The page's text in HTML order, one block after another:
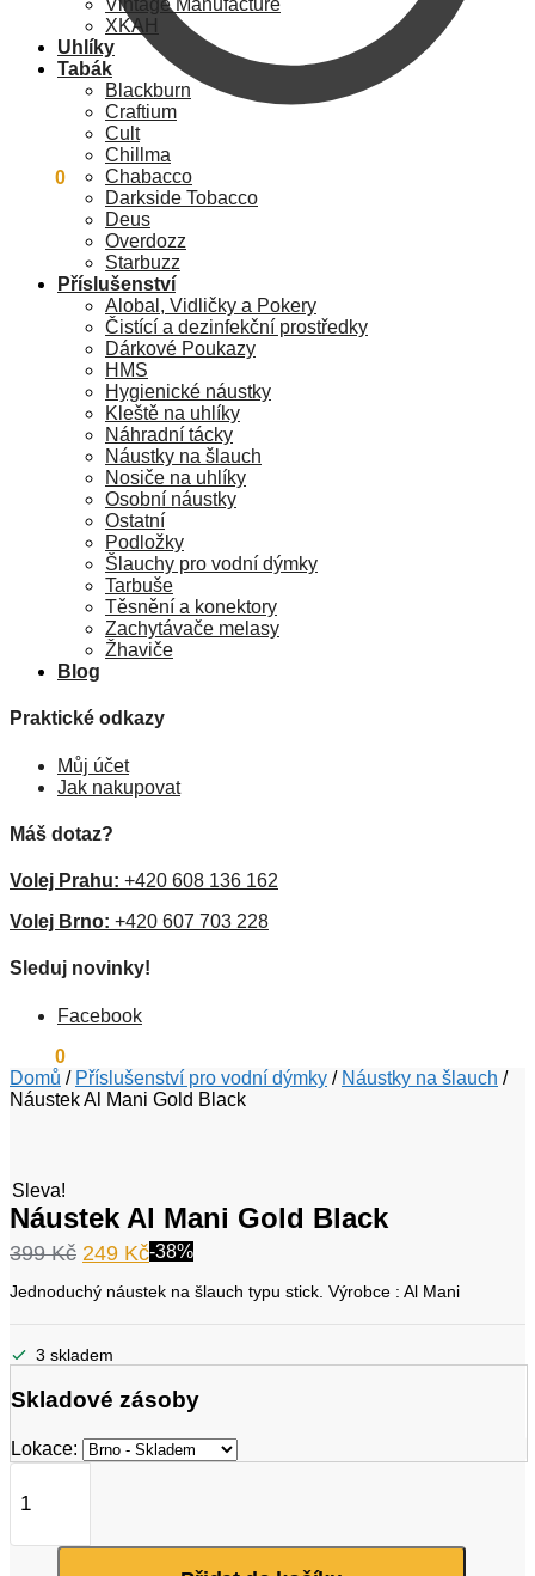
0
Vintage Manufacture
XKAH
Uhlíky
Tabák
Blackburn
Craftium
Cult
Chillma
Chabacco
Darkside Tobacco
Deus
Overdozz
Starbuzz
Příslušenství
Alobal, Vidličky a Pokery
Čistící a dezinfekční prostředky
Dárkové Poukazy
HMS
Hygienické náustky
Kleště na uhlíky
Náhradní tácky
Náustky na šlauch
Nosiče na uhlíky
Osobní náustky
Ostatní
Podložky
Šlauchy pro vodní dýmky
Tarbuše
Těsnění a konektory
Zachytávače melasy
Žhaviče
Blog
Praktické odkazy
Můj účet
Jak nakupovat
Máš dotaz?
Volej Prahu: +420 608 136 162
Volej Brno: +420 607 703 228
Sleduj novinky!
Facebook
0
Domů / Příslušenství pro vodní dýmky / Náustky na šlauch /
Náustek Al Mani Gold Black
Sleva!
Náustek Al Mani Gold Black
399Kč Původní
byla:
249 KčAktuální
je:
-38%
Jednoduchý náustek na šlauch typu stick. Výrobce : Al Mani
3 skladem
Skladové zásoby
Lokace:
Náustek
Al
Mani